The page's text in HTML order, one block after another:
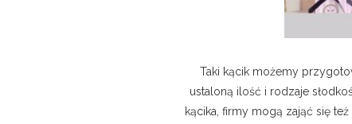
Taki kącik możemy
ustaloną ilość i rodzaje
kącika, firmy mogą zająć się